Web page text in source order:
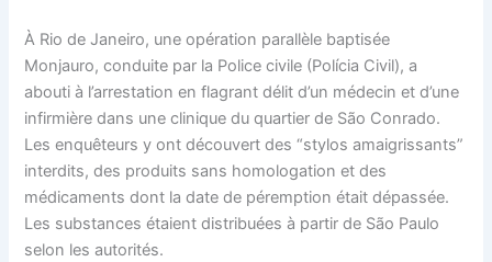
À Rio de Janeiro, une opération parallèle baptisée
Monjauro, conduite par la Police civile (Polícia Civil), a
abouti à l’arrestation en flagrant délit d’un médecin et d’une
infirmière dans une clinique du quartier de São Conrado.
Les enquêteurs y ont découvert des “stylos amaigrissants”
interdits, des produits sans homologation et des
médicaments dont la date de péremption était dépassée.
Les substances étaient distribuées à partir de São Paulo
selon les autorités.